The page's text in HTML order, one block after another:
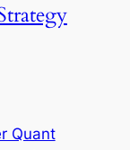
Quant